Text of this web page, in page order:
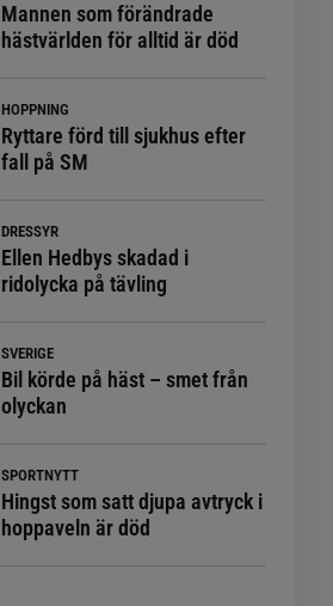
Mannen som förändrade
hästvärlden för alltid är död
HOPPNING
Ryttare förd till sjukhus efter
fall på SM
DRESSYR
Ellen Hedbys skadad i
ridolycka på tävling
SVERIGE
Bil körde på häst – smet från
olyckan
SPORTNYTT
Hingst som satt djupa avtryck i
hoppaveln är död